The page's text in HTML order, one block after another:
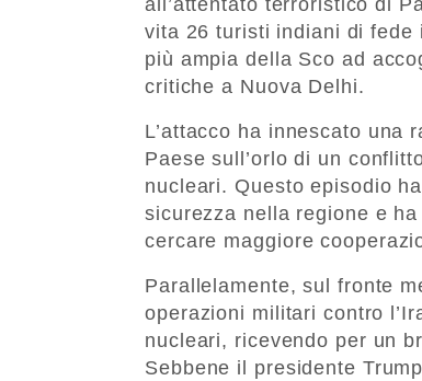
vita 26 turisti indiani di fede
più ampia della Sco ad
critiche a Nuova Delhi.
L’attacco ha innescato una
Paese sull’orlo di un
nucleari. Questo episodio
sicurezza nella regione e
cercare maggiore
Parallelamente, sul fronte
operazioni militari contro
nucleari, ricevendo per un
Sebbene il presidente